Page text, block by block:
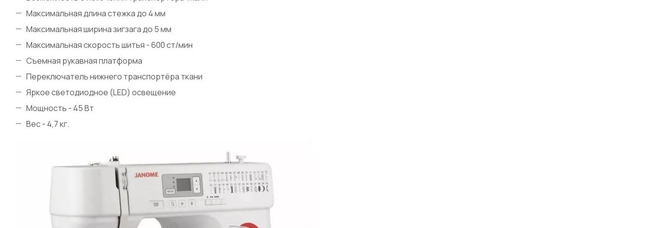
Максимальная длина стежка до 4 мм
Максимальная ширина зигзага до 5 мм
Максимальная скорость шитья - 600 ст/мин
Съемная рукавная платформа
Переключатель нижнего транспортёра ткани
Яркое светодиодное (LED) освещение
Мощность - 45 Вт
Вес - 4,7 кг.